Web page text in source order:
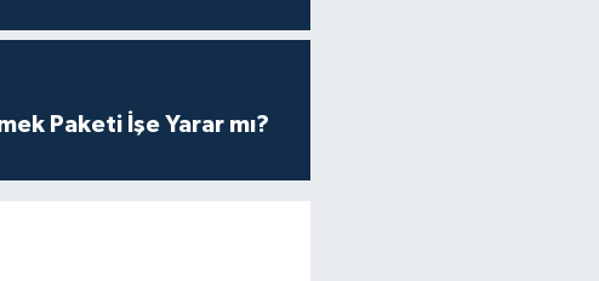
Paketi İşe Yarar mı?